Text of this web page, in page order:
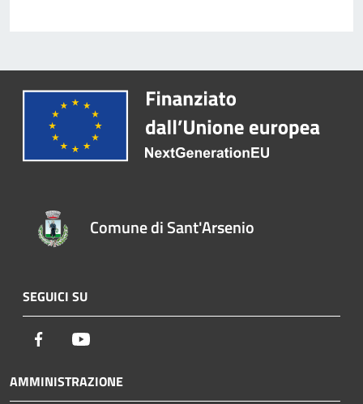
Comune di Sant'Arsenio
SEGUICI SU
Facebook
AMMINISTRAZIONE